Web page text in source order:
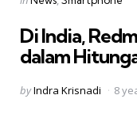
Di India,
dalam
Posted
byIndra Krisnadi 8